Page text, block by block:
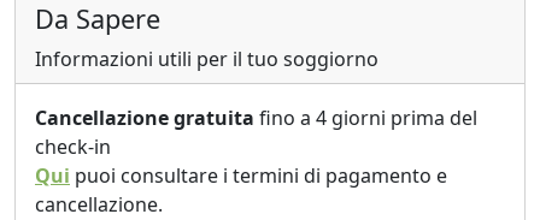
Da Sapere
Informazioni utili per il tuo soggiorno
Cancellazione gratuita fino a 4 giorni prima del
check-in
Qui puoi consultare i termini di pagamento e
cancellazione.